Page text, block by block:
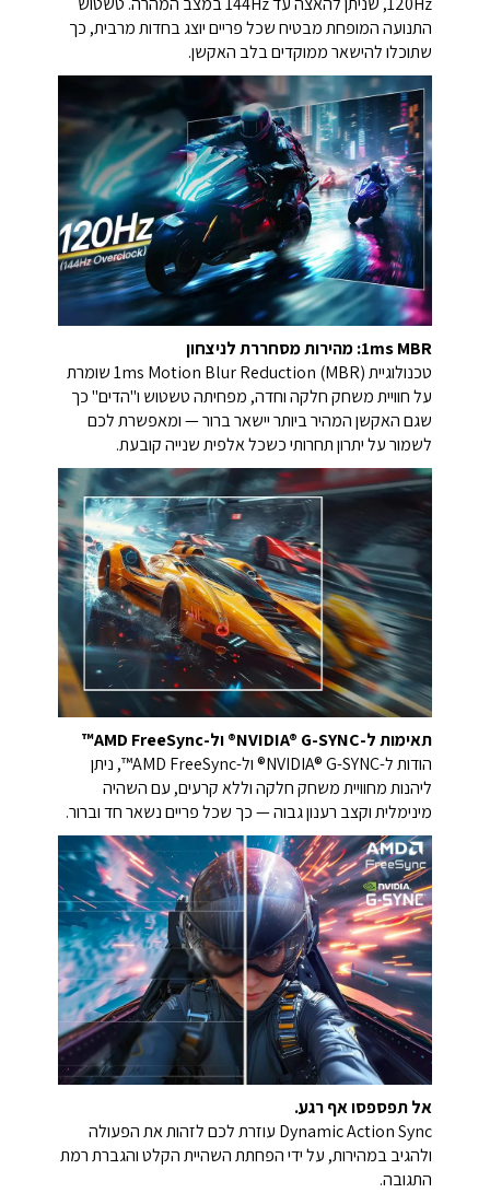
התנועה המופחת מבטיח שכל פריים יוצג בחדות מרבית, כך
שתוכלו להישאר ממוקדים בלב האקשן.
1ms MBR: מהירות מסחררת לניצחון
טכנולוגיית 1ms Motion Blur Reduction (MBR) שומרת
על חוויית משחק חלקה וחדה, מפחיתה טשטוש ו"הדים" כך
שגם האקשן המהיר ביותר יישאר ברור — ומאפשרת לכם
לשמור על יתרון תחרותי כשכל אלפית שנייה קובעת.
תאימות ל-NVIDIA® G-SYNC® ול-AMD FreeSync™
הודות ל-NVIDIA® G-SYNC® ול-AMD FreeSync™, ניתן
ליהנות מחוויית משחק חלקה וללא קרעים, עם השהיה
מינימלית וקצב רענון גבוה — כך שכל פריים נשאר חד וברור.
אל תפספסו אף רגע.
Dynamic Action Sync עוזרת לכם לזהות את הפעולה
ולהגיב במהירות, על ידי הפחתת השהיית הקלט והגברת רמת
התגובה.